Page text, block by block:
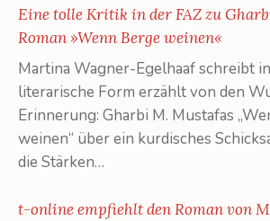
Eine tolle Kritik in der FAZ zu
Roman »Wenn Berge weinen«
Martina Wagner-Egelhaaf schreibt
literarische Form erzählt von den
Erinnerung: Gharbi M. Mustafas
weinen“ über ein kurdisches
die Stärken…
t-online empfiehlt den Roman von